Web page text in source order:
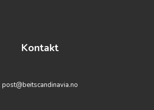
Kontakt
post@beitscandinavia.no